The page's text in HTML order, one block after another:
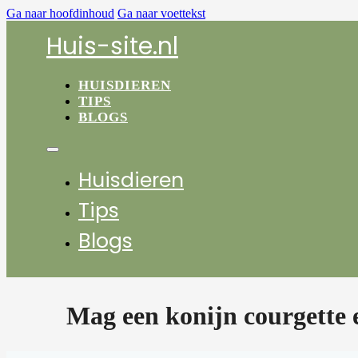
Ga naar hoofdinhoud Ga naar voettekst
Huis-site.nl
HUISDIEREN
TIPS
BLOGS
Huisdieren
Tips
Blogs
Mag een konijn courgette